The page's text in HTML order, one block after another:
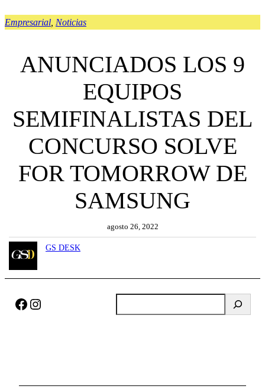
Empresarial Noticias
ANUNCIADOS LOS 9
EQUIPOS
SEMIFINALISTAS DEL
CONCURSO SOLVE
FOR TOMORROW DE
SAMSUNG
agosto 26, 2022
GS DESK
Facebook Instagram
u